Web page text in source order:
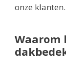
onze klanten.
Waarom